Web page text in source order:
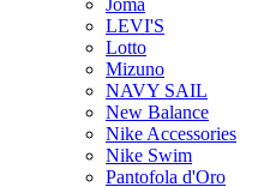
LEVI'S
Lotto
Mizuno
NAVY SAIL
New Balance
Nike Accessories
Nike Swim
Pantofola d'Oro